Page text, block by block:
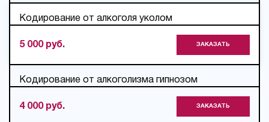
Кодирование от алкоголя уколом
5 000 руб. ЗАКАЗАТЬ
Кодирование от алкоголизма гипнозом
4 000 руб. ЗАКАЗАТЬ